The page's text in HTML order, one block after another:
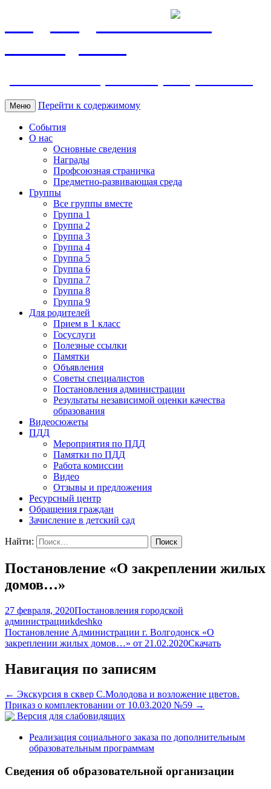
МБДОУ ДС "Калинка"
Меню Перейти к содержимому
События
О нас
Основные сведения
Награды
Профсоюзная страничка
Предметно-развивающая среда
Группы
Все группы вместе
Группа 1
Группа 2
Группа 3
Группа 4
Группа 5
Группа 6
Группа 7
Группа 8
Группа 9
Для родителей
Прием в 1 класс
Госуслуги
Полезные ссылки
Памятки
Объявления
Советы специалистов
Постановления администрации
Результаты независимой оценки качества
образования
Видеосюжеты
ПДД
Мероприятия по ПДД
Памятки по ПДД
Работа комиссии
Видео
Отзывы и предложения
Ресурсный центр
Обращения граждан
Зачисление в детский сад
Найти:
Постановление «О закреплении жилых
домов…»
27 февраля, 2020Постановления городской
администрацииkdeshko
Постановление Администрации г. Волгодонск «О
закреплении жилых домов…» от 21.02.2020Скачать
Навигация по записям
← Экскурсия в сквер С.Молодова и возложение цветов.
Приказ о комплектовании от 10.03.2020 №59 →
Версия для слабовидящих
Реализация социального заказа по дополнительным
образовательным программам
Сведения об образовательной организации